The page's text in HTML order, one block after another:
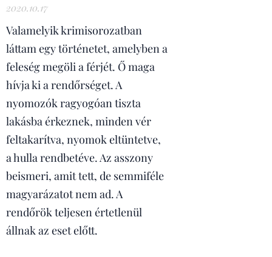
2020.10.17
Valamelyik krimisorozatban
láttam egy történetet, amelyben a
feleség megöli a férjét. Ő maga
hívja ki a rendőrséget. A
nyomozók ragyogóan tiszta
lakásba érkeznek, minden vér
feltakarítva, nyomok eltüntetve,
a hulla rendbetéve. Az asszony
beismeri, amit tett, de semmiféle
magyarázatot nem ad. A
rendőrök teljesen értetlenül
állnak az eset előtt.